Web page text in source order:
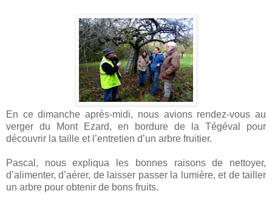
En ce dimanche après-midi, nous avions rendez-vous au
verger du Mont Ezard, en bordure de la Tégéval pour
découvrir la taille et l’entretien d’un arbre fruitier.
Pascal, nous expliqua les bonnes raisons de nettoyer,
d’alimenter, d’aérer, de laisser passer la lumière, et de tailler
un arbre pour obtenir de bons fruits.